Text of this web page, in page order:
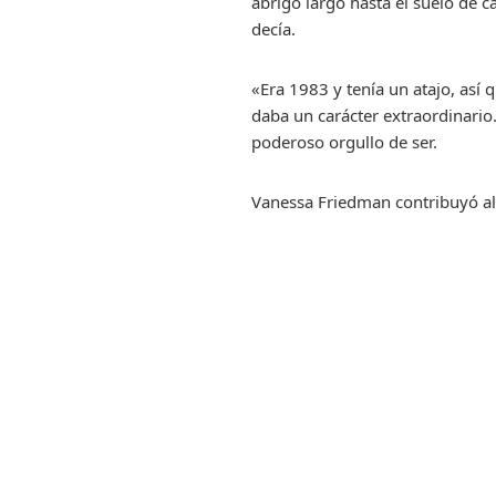
decía.
«Era 1983 y tenía un atajo, así
daba un carácter
poderoso orgullo de ser.
Vanessa Friedman contribuyó